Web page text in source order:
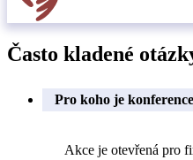
Často kladené
Pro koho je
Akce je otevřená pro